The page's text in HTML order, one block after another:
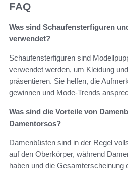
FAQ
Was sind Schaufensterfiguren
verwendet?
Schaufensterfiguren sind
verwendet werden, um Kleidung
präsentieren. Sie helfen, die
gewinnen und Mode-Trends
Was sind die Vorteile von
Damentorsos?
Damenbüsten sind in der Regel
auf den Oberkörper, während
haben und die Gesamterscheinung